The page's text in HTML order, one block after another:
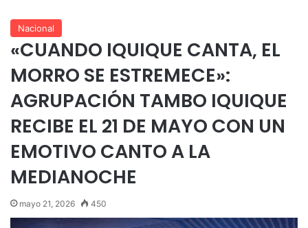
Nacional
«CUANDO IQUIQUE CANTA, EL
MORRO SE ESTREMECE»:
AGRUPACIÓN TAMBO IQUIQUE
RECIBE EL 21 DE MAYO CON UN
EMOTIVO CANTO A LA
MEDIANOCHE
mayo 21, 2026 450